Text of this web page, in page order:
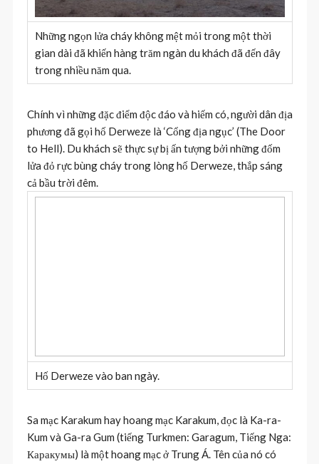
Những ngọn lửa cháy không mệt mỏi trong một thời
gian dài đã khiến hàng trăm ngàn du khách đã đến đây
trong nhiều năm qua.
Chính vì những đặc điểm độc đáo và hiếm có, người dân địa
phương đã gọi hố Derweze là ‘Cổng địa ngục’ (The Door
to Hell). Du khách sẽ thực sự bị ấn tượng bởi những đốm
lửa đỏ rực bùng cháy trong lòng hố Derweze, thắp sáng
cả bầu trời đêm.
Hố Derweze vào ban ngày.
Sa mạc Karakum hay hoang mạc Karakum, đọc là Ka-ra-
Kum và Ga-ra Gum (tiếng Turkmen: Garagum, Tiếng Nga:
Каракумы) là một hoang mạc ở Trung Á. Tên của nó có